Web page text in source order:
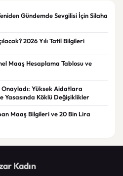
Gündemde Sevgilisi İçin Silaha
2026 Yılı Tatil Bilgileri
Maaş Hesaplama Tablosu ve
Yüksek Aidatlara
Yasasında Köklü Değişiklikler
Maaş Bilgileri ve 20 Bin Lira
Kadın